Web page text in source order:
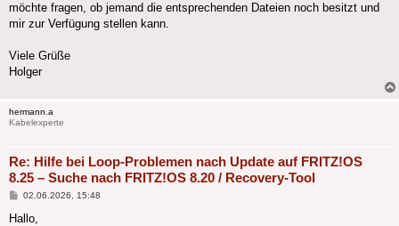
möchte fragen, ob jemand die entsprechenden Dateien noch besitzt und
mir zur Verfügung stellen kann.
Viele Grüße
Holger
hermann.a
Kabelexperte
Re: Hilfe bei Loop-Problemen nach Update auf FRITZ!OS
8.25 – Suche nach FRITZ!OS 8.20 / Recovery-Tool
Beitrag
02.06.2026, 15:48
Hallo,